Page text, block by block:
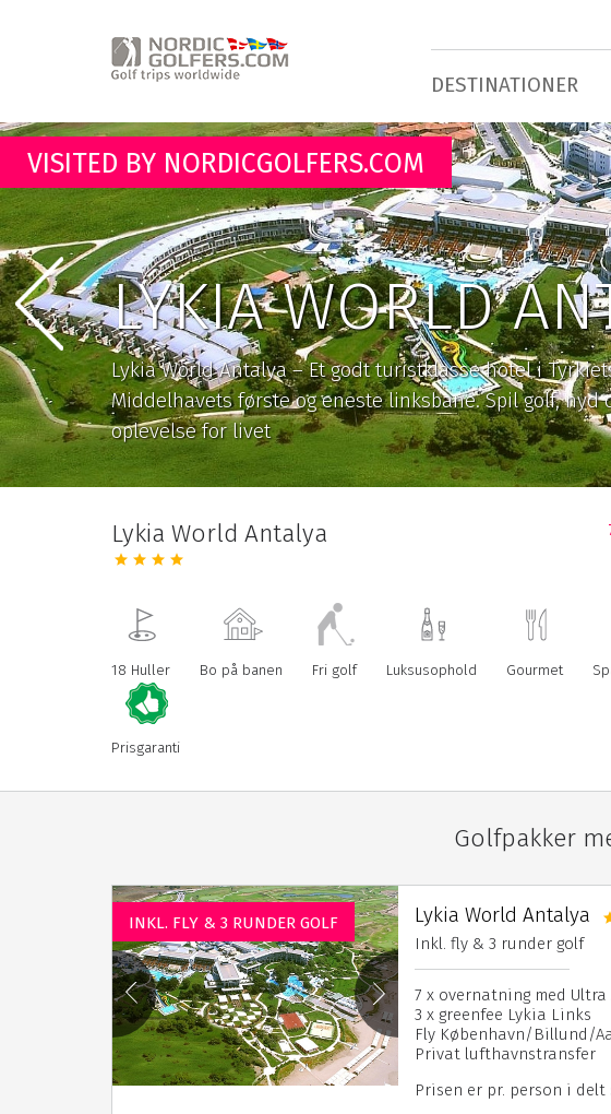
DESTINATIONER
VISITED BY NORDICGOLFERS.COM
LYKIA WORLD
Lykia World Antalya – Et godt turistklasse hotel i
Middelhavets første og eneste linksbane. Spil golf,
oplevelse for livet
Lykia World Antalya
18 Huller Bo på banen Fri golf Luksusophold Gourmet
Prisgaranti
Golfpakker
INKL. FLY & 3 RUNDER GOLF Lykia World Antalya
Inkl. fly & 3 runder golf
7 x overnatning med Ultra
3 x greenfee Lykia Links
Fly København/Billund/
Privat lufthavnstransfer
Prisen er pr. person i